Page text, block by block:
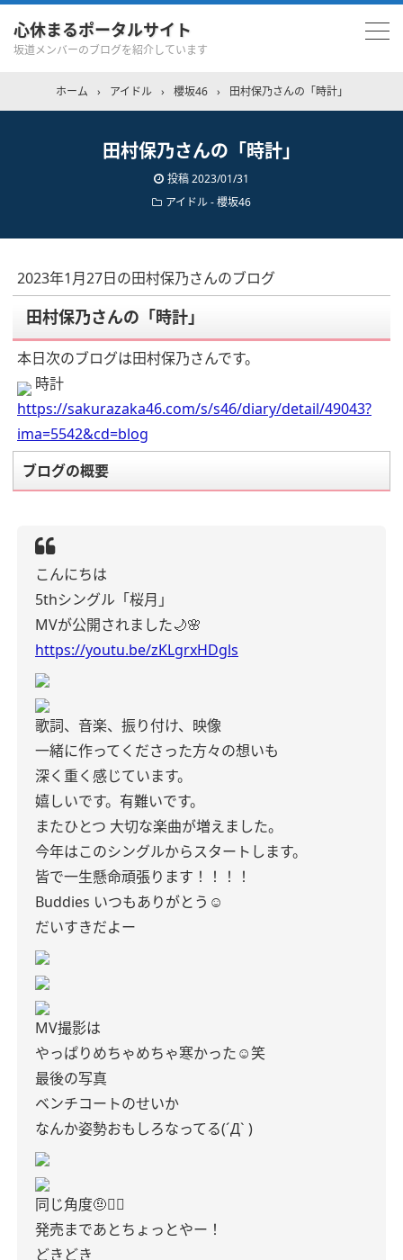
心休まるポータルサイト
坂道メンバーのブログを紹介しています
ホーム › アイドル › 櫻坂46 › 田村保乃さんの「時計」
田村保乃さんの「時計」
投稿2023/01/31
アイドル - 櫻坂46
2023年1月27日の田村保乃さんのブログ
田村保乃さんの「時計」
本日次のブログは田村保乃さんです。
時計
https://sakurazaka46.com/s/s46/diary/detail/49043?
ima=5542&cd=blog
ブログの概要
こんにちは
5thシングル「桜月」
MVが公開されました🌙🌸
https://youtu.be/zKLgrxHDgls
歌詞、音楽、振り付け、映像
一緒に作ってくださった方々の想いも
深く重く感じています。
嬉しいです。有難いです。
またひとつ 大切な楽曲が増えました。
今年はこのシングルからスタートします。
皆で一生懸命頑張ります！！！！
Buddies いつもありがとう‪‪☺︎‬
だいすきだよー
MV撮影は
やっぱりめちゃめちゃ寒かった☺️笑
最後の写真
ベンチコートのせいか
なんか姿勢おもしろなってる(´Д` )
同じ角度🤨☝🏻
発売まであとちょっとやー！
どきどき